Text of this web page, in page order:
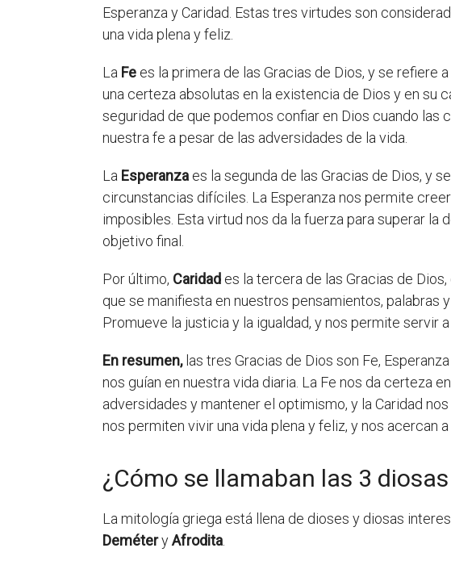
Esperanza y Caridad. Estas tres virtudes son
una vida plena y feliz.
La Fe es la primera de las Gracias de Dios, y se refiere
una certeza absolutas en la existencia de Dios y en su
seguridad de que podemos confiar en Dios cuando las
nuestra fe a pesar de las adversidades de la vida.
La Esperanza es la segunda de las Gracias de Dios, y
circunstancias difíciles. La Esperanza nos permite
imposibles. Esta virtud nos da la fuerza para superar
objetivo final.
Por último, Caridad es la tercera de las Gracias de
que se manifiesta en nuestros pensamientos, palabras
Promueve la justicia y la igualdad, y nos permite servir
En resumen,las tres Gracias de Dios son Fe,
nos guían en nuestra vida diaria. La Fe nos da certeza
adversidades y mantener el optimismo, y la Caridad
nos permiten vivir una vida plena y feliz, y nos acercan a
¿Cómo se llamaban las 3
La mitología griega está llena de dioses y diosas
DeméteryAfrodita